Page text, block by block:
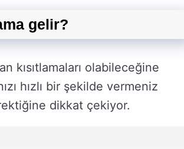
gelir?
kısıtlamaları olabileceğine
hızlı bir şekilde vermeniz
dikkat çekiyor.